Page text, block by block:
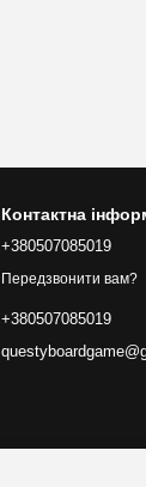
Контактна
+380507085019
Передзвонити вам?
+380507085019